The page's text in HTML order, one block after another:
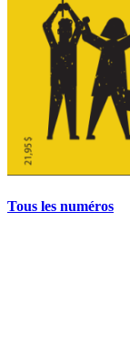
Tous les numéros